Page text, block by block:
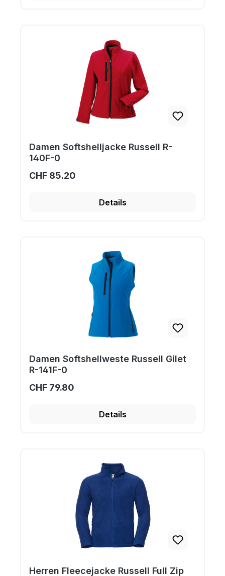
Damen Softshelljacke Russell R-
140F-0
CHF 85.20
Details
Damen Softshellweste Russell Gilet
R-141F-0
CHF 79.80
Details
Herren Fleecejacke Russell Full Zip